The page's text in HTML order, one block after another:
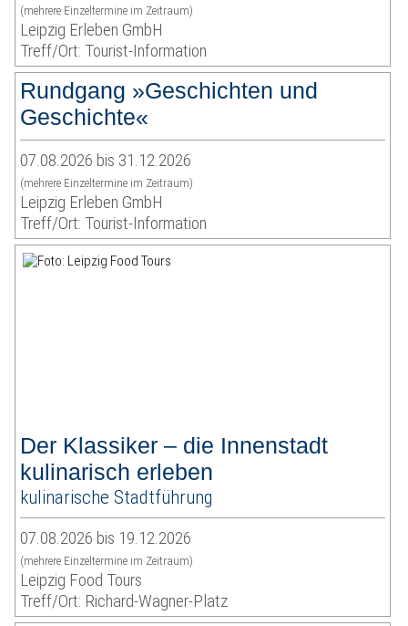
(mehrere Einzeltermine im Zeitraum)
Leipzig Erleben GmbH
Treff/Ort: Tourist-Information
Rundgang »Geschichten und
Geschichte«
07.08.2026 bis 31.12.2026
(mehrere Einzeltermine im Zeitraum)
Leipzig Erleben GmbH
Treff/Ort: Tourist-Information
Der Klassiker – die Innenstadt
kulinarisch erleben
kulinarische Stadtführung
07.08.2026 bis 19.12.2026
(mehrere Einzeltermine im Zeitraum)
Leipzig Food Tours
Treff/Ort: Richard-Wagner-Platz